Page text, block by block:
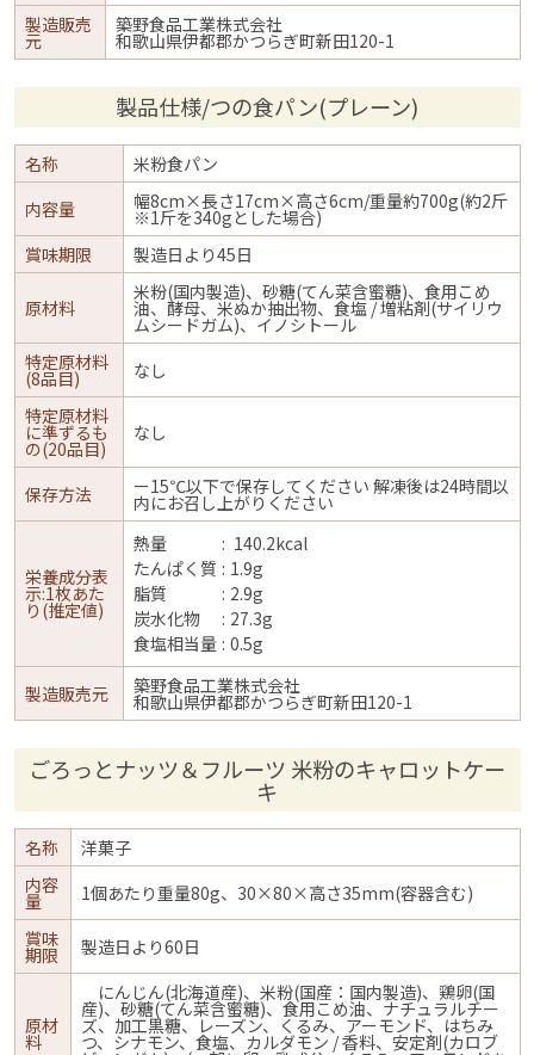
製造販売
元
築野食品工業株式会社
和歌山県伊都郡かつらぎ町新田120-1
製品仕様/つの食パン(プレーン)
名称
米粉食パン
内容量
幅8cm×長さ17cm×高さ6cm/重量約700g(約2斤
※1斤を340gとした場合)
賞味期限
製造日より45日
原材料
米粉(国内製造)、砂糖(てん菜含蜜糖)、食用こめ
油、酵母、米ぬか抽出物、食塩 / 増粘剤(サイリウ
ムシードガム)、イノシトール
特定原材料
(8品目)
なし
特定原材料
に準ずるも
の(20品目)
なし
保存方法 ー15℃以下で保存してください 解凍後は24時間以
内にお召し上がりください
栄養成分表
示:1枚あた
り(推定値)
熱量
140.2kcal
たんぱく質
1.9g
脂質
2.9g
炭水化物
27.3g
食塩相当量 0.5g
製造販売元 築野食品工業株式会社
和歌山県伊都郡かつらぎ町新田120-1
ごろっとナッツ＆フルーツ 米粉のキャロットケー
キ
名称
洋菓子
内容
量
1個あたり重量80g、30×80×高さ35mm(容器含む)
賞味
期限 製造日より60日
原材
料
にんじん(北海道産)、米粉(国産：国内製造)、鶏卵(国
産)、砂糖(てん菜含蜜糖)、食用こめ油、ナチュラルチー
ズ、加工黒糖、レーズン、くるみ、アーモンド、はちみ
つ、シナモン、食塩、カルダモン / 香料、安定剤(カロブ